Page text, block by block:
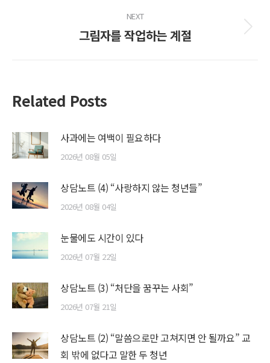
NEXT
Next
그림자를 작업하는 계절
Related Posts
사과에는 여백이 필요하다
2026년 08월 05일
상담노트 (4) “사랑하지 않는 청년들”
2026년 08월 04일
눈물에도 시간이 있다
2026년 07월 22일
상담노트 (3) “처단을 꿈꾸는 사회”
2026년 07월 21일
상담노트 (2) “말씀으로만 고쳐지면 안 될까요” 교
회 밖에 없다고 말한 두 청년